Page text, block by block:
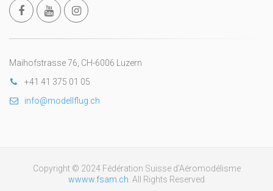
Maihofstrasse 76, CH-6006 Luzern
+41 41 375 01 05
info@modellflug.ch
Copyright © 2024 Fédération Suisse d’Aéromodélisme
wwww.fsam.ch . All Rights Reserved